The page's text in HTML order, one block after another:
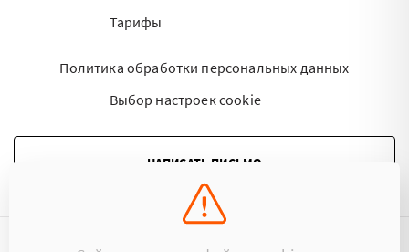
Тарифы
Политика обработки персональных данных
Выбор настроек cookie
НАПИСАТЬ ПИСЬМО